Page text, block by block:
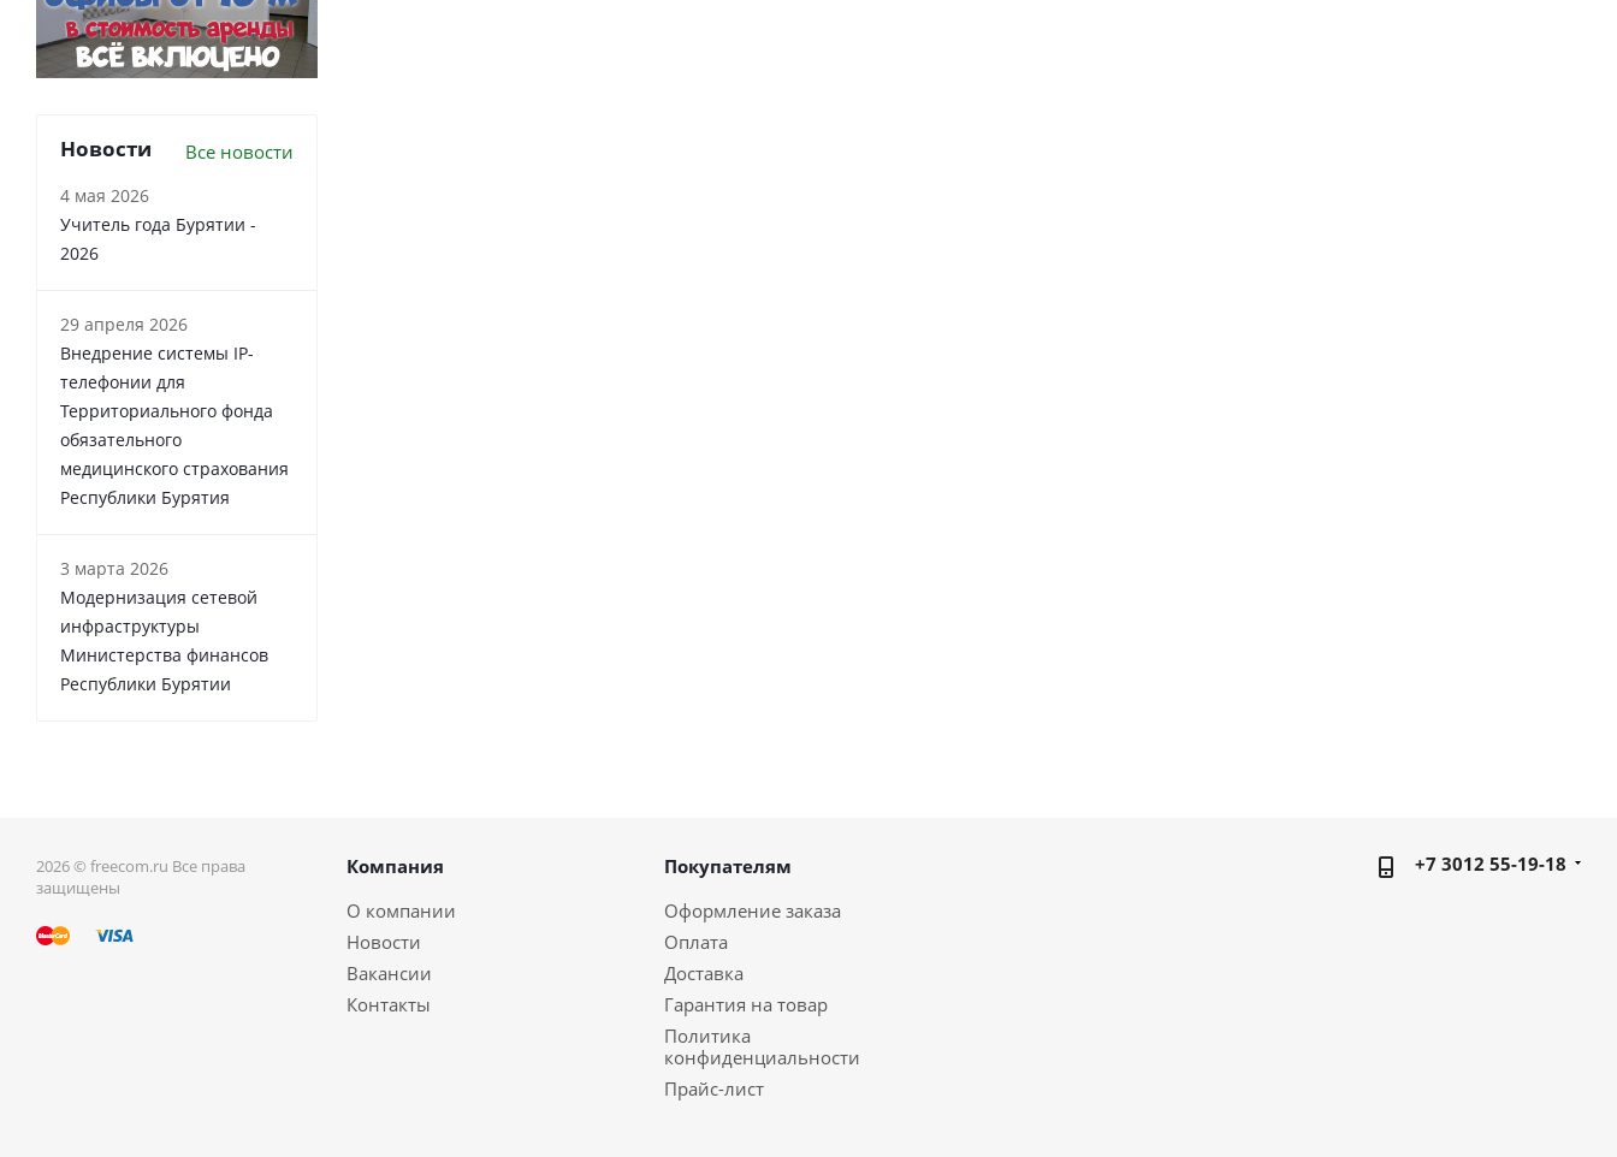
Новости Все новости
4 мая 2026
Учитель года Бурятии -
2026
29 апреля 2026
Внедрение системы IP-
телефонии для
Территориального фонда
обязательного
медицинского страхования
Республики Бурятия
3 марта 2026
Модернизация сетевой
инфраструктуры
Министерства финансов
Республики Бурятии
2026 © freecom.ru Все права
защищены
Компания
О компании
Новости
Вакансии
Контакты
Покупателям
Оформление заказа
Оплата
Доставка
Гарантия на товар
Политика
конфиденциальности
Прайс-лист
+7 3012 55-19-18